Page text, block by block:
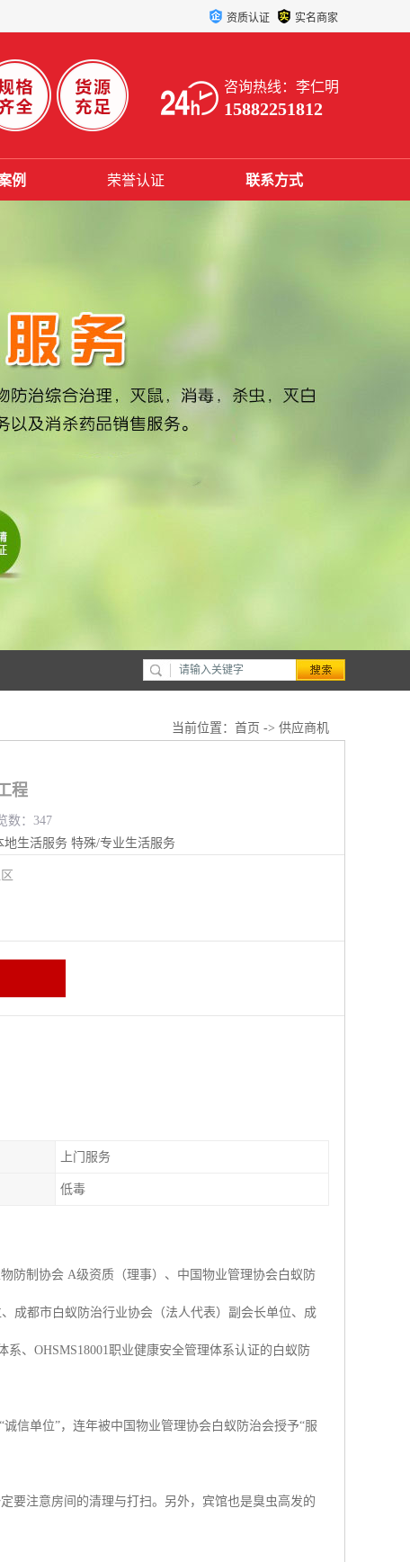
资质认证 实名商家
咨询热线：李仁明
15882251812
例 荣誉认证 联系方式
当前位置： 首页 -> 供应商机
程
数：347
地生活服务 特殊/专业生活服务
上门服务
低毒
防制协会 A级资质（理事）、中国物业管理协会白蚁防
成都市白蚁防治行业协会（法人代表）副会长单位、成
、OHSMS18001职业健康安全管理体系认证的白蚁防
信单位”，连年被中国物业管理协会白蚁防治会授予“服
要注意房间的清理与打扫。另外，宾馆也是臭虫高发的